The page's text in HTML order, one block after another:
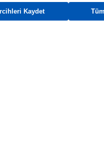
ve sistemlerimizde
Kaydet